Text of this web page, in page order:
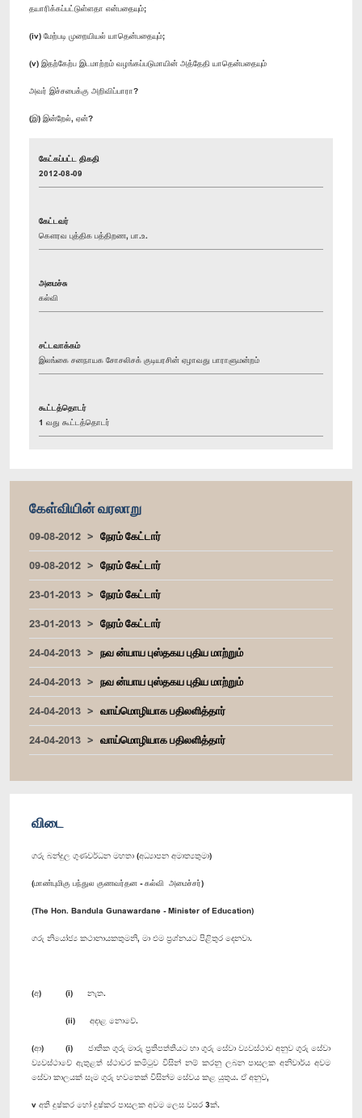
தயாரிக்கப்பட்டுள்ளதா என்பதையும்;
(iv) மேற்படி முறையியல் யாதென்பதையும்;
(v) இதற்கேற்ப இடமாற்றம் வழங்கப்படுமாயின் அத்தேதி யாதென்பதையும்
அவர் இச்சபைக்கு அறிவிப்பாரா?
(இ) இன்றேல், ஏன்?
கேட்கப்பட்ட திகதி
2012-08-09
கேட்டவர்
கௌரவ புத்திக பத்திறண, பா.உ.
அமைச்சு
கல்வி
சட்டவாக்கம்
இலங்கை சனநாயக சோசலிசக் குடியரசின் ஏழாவது பாராளுமன்றம்
கூட்டத்தொடர்
1 வது கூட்டத்தொடர்
கேள்வியின் வரலாறு
09-08-2012
நேரம் கேட்டார்
09-08-2012
நேரம் கேட்டார்
23-01-2013
நேரம் கேட்டார்
23-01-2013
நேரம் கேட்டார்
24-04-2013
நவ ன்யாய புஸ்தகய புதிய மாற்றும்
24-04-2013
நவ ன்யாய புஸ்தகய புதிய மாற்றும்
24-04-2013
வாய்மொழியாக பதிலளித்தார்
24-04-2013
வாய்மொழியாக பதிலளித்தார்
விடை
ගරු බන්දුල ගුණවර්ධන මහතා (අධ්‍යාපන අමාත්‍යතුමා)
(மாண்புமிகு பந்துல குணவர்தன - கல்வி அமைச்சர்)
(The Hon. Bandula Gunawardane - Minister of Education)
ගරු නියෝජ්‍ය කථානායකතුමනි, මා එම ප්‍රශ්නයට පිළිතුර දෙනවා.
(අ) (i) නැත.
(ii) අදාළ නොවේ.
(ආ) (i) ජාතික ගුරු මාරු ප්‍රතිපත්තියට හා ගුරු සේවා ව්‍යවස්ථාව අනුව ගුරු සේවා
ව්‍යවස්ථාවේ ඇතුළත් ස්ථාවර කමිටුව විසින් නම් කරනු ලබන පාසලක අනිවාර්ය අවම
සේවා කාලයක් සෑම ගුරු භවතෙක් විසින්ම සේවය කළ යුතුය. ඒ අනුව,
v අති දුෂ්කර හෝ දුෂ්කර පාසලක අවම ලෙස වසර 3ක්.